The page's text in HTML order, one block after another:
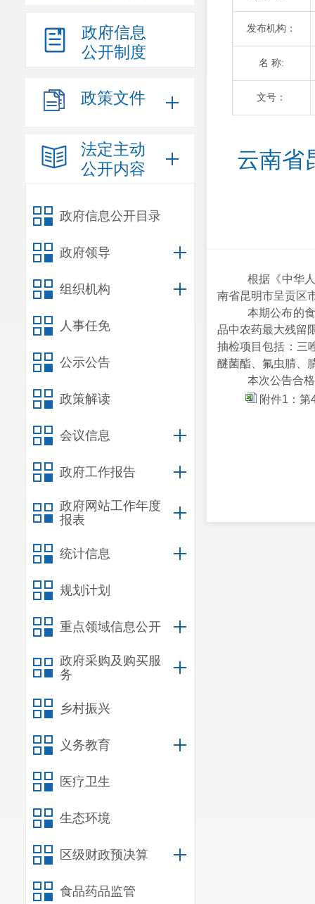
政府信息
公开制度
政策文件
法定主动
公开内容
政府信息公开目录
政府领导
组织机构
人事任免
公示公告
政策解读
会议信息
政府工作报告
政府网站工作年度
报表
统计信息
规划计划
重点领域信息公开
政府采购及购买服
务
乡村振兴
义务教育
医疗卫生
生态环境
区级财政预决算
食品药品监管
发布机构：
名 称:
文号：
云南省
根据《中华
南省昆明市呈贡区
本期公布的
品中农药最大残留
抽检项目包括：三
醚菌酯、氟虫腈、
本次公告合
附件1：第